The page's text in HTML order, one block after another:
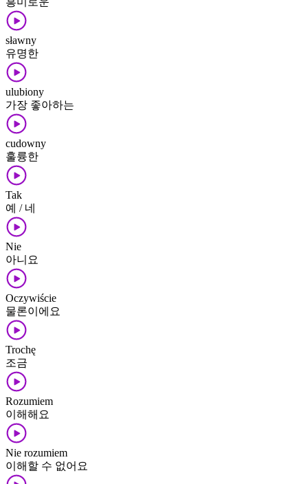
sławny
유명한
ulubiony
가장 좋아하는
cudowny
훌륭한
Tak
예 / 네
Nie
아니요
Oczywiście
물론이에요
Trochę
조금
Rozumiem
이해해요
Nie rozumiem
이해할 수 없어요